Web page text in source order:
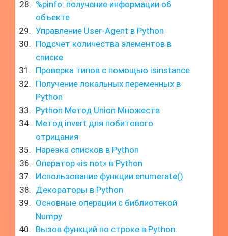
%pinfo: получение информации об
объекте
Управление User-Agent в Python
Подсчет количества элементов в
списке
Проверка типов с помощью isinstance
Получение локальных переменных в
Python
Python Метод Union Множеств
Метод invert для побитового
отрицания
Нарезка списков в Python
Оператор «is not» в Python
Использование функции enumerate()
Декораторы в Python
Основные операции с библиотекой
Numpy
Вызов функций по строке в Python.